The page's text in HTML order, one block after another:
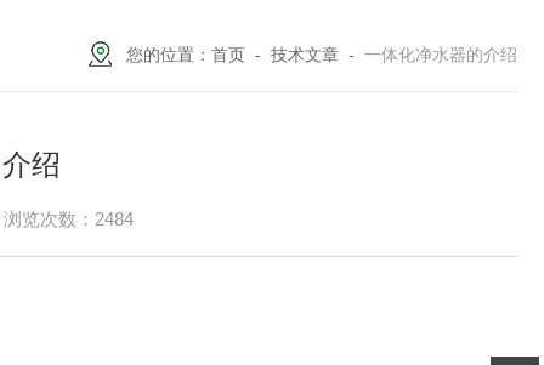
您的位置： 首页 - 技术文章 - 一体化净水器的介绍
绍
浏览次数：2484